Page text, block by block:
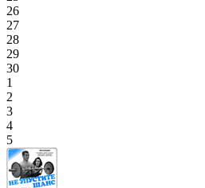
26
27
28
29
30
1
2
3
4
5